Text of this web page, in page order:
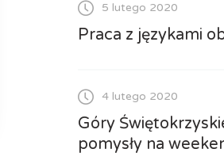
5 lutego 2020
Praca z językami
4 lutego 2020
Góry
pomysły na